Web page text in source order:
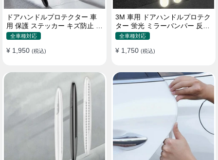
ドアハンドルプロテクター 車
用 保護 ステッカー キズ防止 高
品質TPU製 4枚セット
全車種対応
¥ 1,950 (税込)
3M 車用 ドアハンドルプロテク
ター 蛍光 ミラーバンパー 反射
ステッカー 保護フィルム
全車種対応
¥ 1,750 (税込)